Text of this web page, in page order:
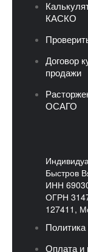
КАСКО
Договор
продажи
ОСАГО
Быстров
ИНН
ОГРН
127411,
Политика
Оплата и